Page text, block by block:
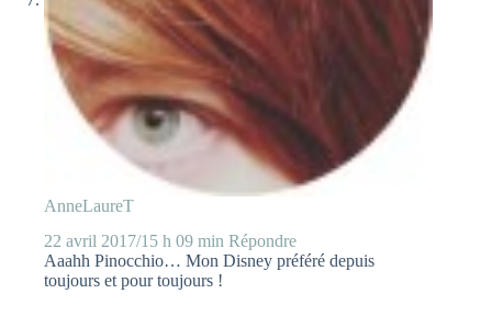
AnneLaureT
22 avril 2017/15 h 09 min Répondre
Aaahh Pinocchio… Mon Disney préféré depuis
toujours et pour toujours !